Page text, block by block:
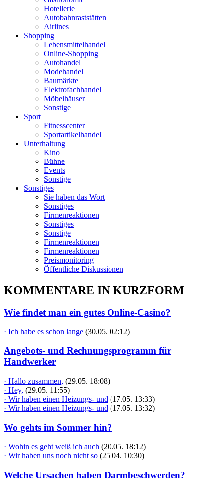
Hotellerie
Autobahnraststätten
Airlines
Shopping
Lebensmittelhandel
Online-Shopping
Autohandel
Modehandel
Baumärkte
Elektrofachhandel
Möbelhäuser
Sonstige
Sport
Fitnesscenter
Sportartikelhandel
Unterhaltung
Kino
Bühne
Events
Sonstige
Sonstiges
Sie haben das Wort
Sonstiges
Firmenreaktionen
Sonstiges
Sonstige
Firmenreaktionen
Firmenreaktionen
Preismonitoring
Öffentliche Diskussionen
KOMMENTARE IN KURZFORM
Wie findet man ein gutes Online-Casino?
· Ich habe es schon lange (30.05. 02:12)
Angebots- und Rechnungsprogramm für
Handwerker
· Hallo zusammen, (29.05. 18:08)
· Hey, (29.05. 11:55)
· Wir haben einen Heizungs- und (17.05. 13:33)
· Wir haben einen Heizungs- und (17.05. 13:32)
Wo gehts im Sommer hin?
· Wohin es geht weiß ich auch (20.05. 18:12)
· Wir haben uns noch nicht so (25.04. 10:30)
Welche Ursachen haben Darmbeschwerden?